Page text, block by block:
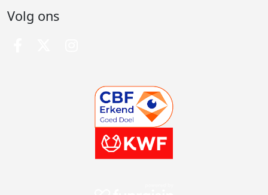
Volg ons